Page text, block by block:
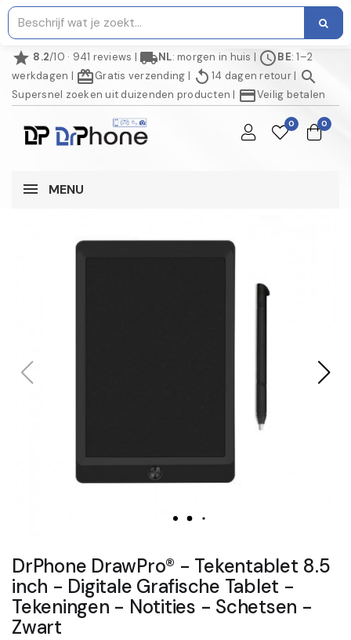
star 8.2/10 · 941 reviews | local_shippingNL: morgen in huis | scheduleBE: 1–2
werkdagen | redeemGratis verzending | replay 14 dagen retour| search
Supersnel zoeken uit duizenden producten | credit_cardVeilig betalen
0 0
MENU
DrPhone DrawPro® - Tekentablet 8.5
inch - Digitale Grafische Tablet -
Tekeningen - Notities - Schetsen -
Zwart